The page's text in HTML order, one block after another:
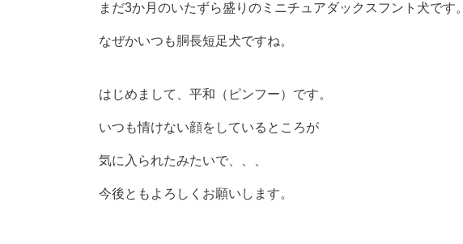
まだ3か月のいたずら盛りのミニチュアダックスフント犬です。
なぜかいつも胴長短足犬ですね。
はじめまして、平和（ピンフー）です。
いつも情けない顔をしているところが
気に入られたみたいで、、、
今後ともよろしくお願いします。